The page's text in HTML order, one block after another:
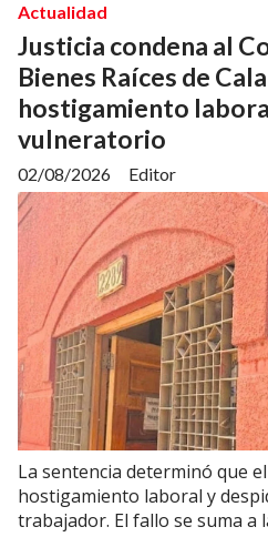
Justicia condena al
Bienes Raíces de
hostigamiento
vulneratorio
Editor
Actualidad
02/08/2026
La sentencia determinó que
hostigamiento laboral y
trabajador. El fallo se suma a